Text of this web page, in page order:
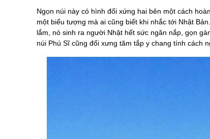
Ngọn núi này có hình đối xứng hai bên một cách
một biểu tượng mà ai cũng biết khi nhắc tới Nhật
lắm, nó sinh ra người Nhật hết sức ngăn nắp, gọn
núi Phú Sĩ cũng đối xưng tăm tắp y chang tính cách